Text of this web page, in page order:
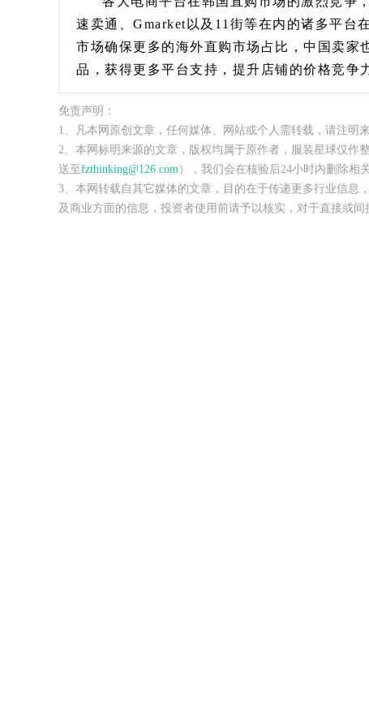
速卖通、Gmarket以及11街等在内的诸多平台
市场确保更多的海外直购市场占比，中国卖家
品，获得更多平台支持，提升店铺的价格竞争
免责声明：
1、凡本网原创文章，任何媒体、网站或个人需转载，请注明
2、本网标明来源的文章，版权均属于原作者，服装星球仅
送至fzthinking@126.com ），我们会在核验后24小时内删除相
3、本网转载自其它媒体的文章，目的在于传递更多行业信息
及商业方面的信息，投资者使用前请予以核实，对于直接或